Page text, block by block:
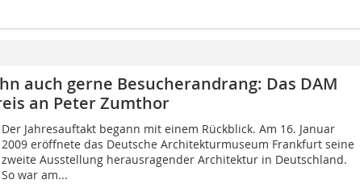
auch gerne Besucherandrang: Das DAM
an Peter Zumthor
Der Jahresauftakt begann mit einem Rückblick. Am 16. Januar
2009 eröffnete das Deutsche Architekturmuseum Frankfurt seine
zweite Ausstellung herausragender Architektur in Deutschland.
So war am...